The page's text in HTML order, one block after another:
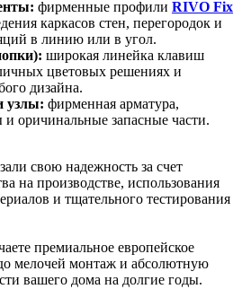
фирменные профили RIVO Fix
каркасов стен, перегородок и
в линию или в угол.
широкая линейка клавиш
цветовых решениях и
дизайна.
узлы: фирменная арматура,
оричинальные запасные части.
свою надежность за счет
на производстве, использования
и тщательного тестирования
премиальное европейское
мелочей монтаж и абсолютную
вашего дома на долгие годы.